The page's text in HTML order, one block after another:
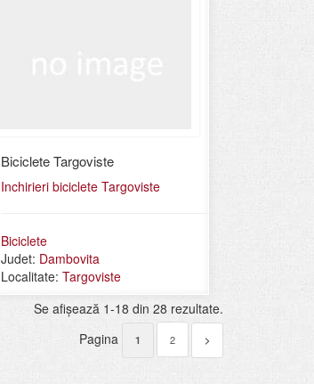
Biciclete Targoviste
Inchirieri biciclete Targoviste
Biciclete
Judet: Dambovita
Localitate:Targoviste
Se afişează 1-18 din 28 rezultate.
Pagina
1 2 >